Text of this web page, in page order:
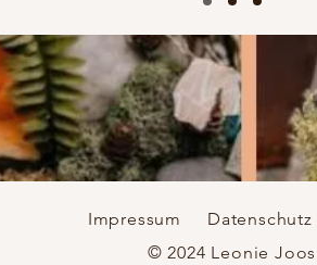
Impressum Datenschutz
© 2024 Leonie Joos